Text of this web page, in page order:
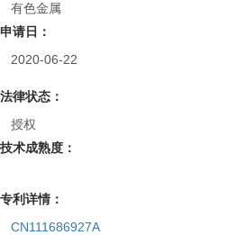
有色金属
申请日：
2020-06-22
法律状态：
授权
技术成熟度：
专利详情：
CN111686927A